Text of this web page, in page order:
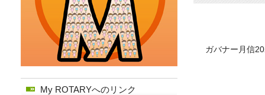
ガバナー月信
My ROTARYへのリンク